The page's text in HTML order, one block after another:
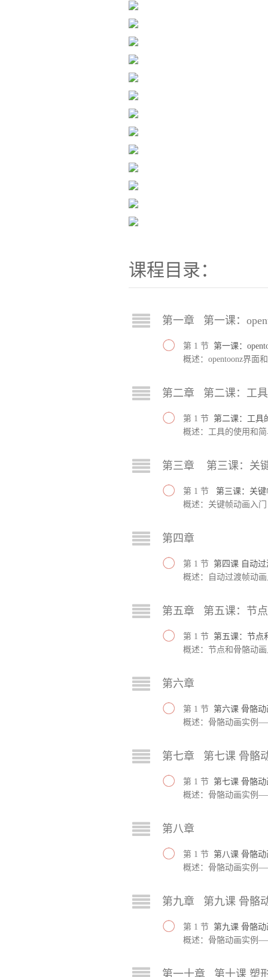
课程目录：
第一章 第一课：
第 1 节 第一课：
概述：opentoonz界面
第二章 第二课：工
第 1 节 第二课：工具
概述：工具的使用和
第三章 第三课：关
第 1 节
第三课：关
概述：关键帧动画入门
第四章
第 1 节 第四课 自动
概述：自动过渡帧动
第五章 第五课：节
第 1 节 第五课：节点
概述：节点和骨骼动
第六章
第 1 节 第六课 骨骼
概述：骨骼动画实例
第七章 第七课 骨骼
第 1 节 第七课 骨骼
概述：骨骼动画实例
第八章
第 1 节 第八课 骨骼
概述：骨骼动画实例
第九章 第九课 骨骼
第 1 节 第九课 骨骼
概述：骨骼动画实例
第一十章 第十课 塑